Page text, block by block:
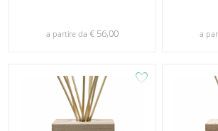
a partire da € 56,00 a
favorite